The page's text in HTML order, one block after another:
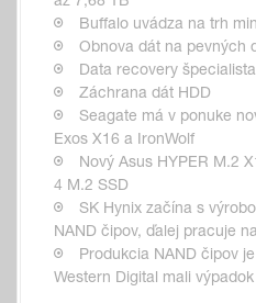
Buffalo uvádza na trh
Obnova dát na pevných
Data recovery špecialista
Záchrana dát HDD
Seagate má v ponuke
Exos X16 a IronWolf
Nový Asus HYPER M.2
4 M.2 SSD
SK Hynix začína s
NAND čipov, ďalej pracuje
Produkcia NAND čipov
Western Digital mali